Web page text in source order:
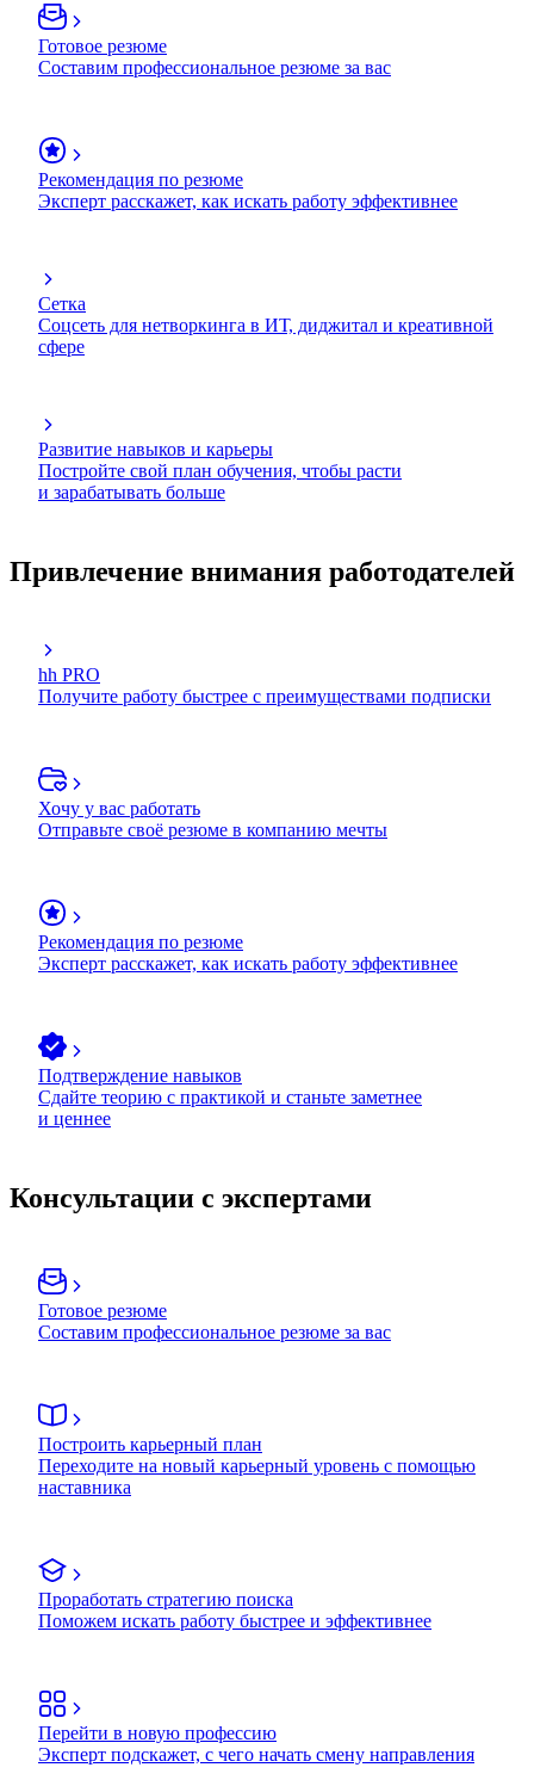
Готовое резюме
Составим профессиональное резюме за вас
Рекомендация по резюме
Эксперт расскажет, как искать работу эффективнее
Сетка
Соцсеть для нетворкинга в ИТ, диджитал и креативной
сфере
Развитие навыков и карьеры
Постройте свой план обучения, чтобы расти
и зарабатывать больше
Привлечение внимания работодателей
hh PRO
Получите работу быстрее с преимуществами подписки
Хочу у вас работать
Отправьте своё резюме в компанию мечты
Рекомендация по резюме
Эксперт расскажет, как искать работу эффективнее
Подтверждение навыков
Сдайте теорию с практикой и станьте заметнее
и ценнее
Консультации с экспертами
Готовое резюме
Составим профессиональное резюме за вас
Построить карьерный план
Переходите на новый карьерный уровень с помощью
наставника
Проработать стратегию поиска
Поможем искать работу быстрее и эффективнее
Перейти в новую профессию
Эксперт подскажет, с чего начать смену направления